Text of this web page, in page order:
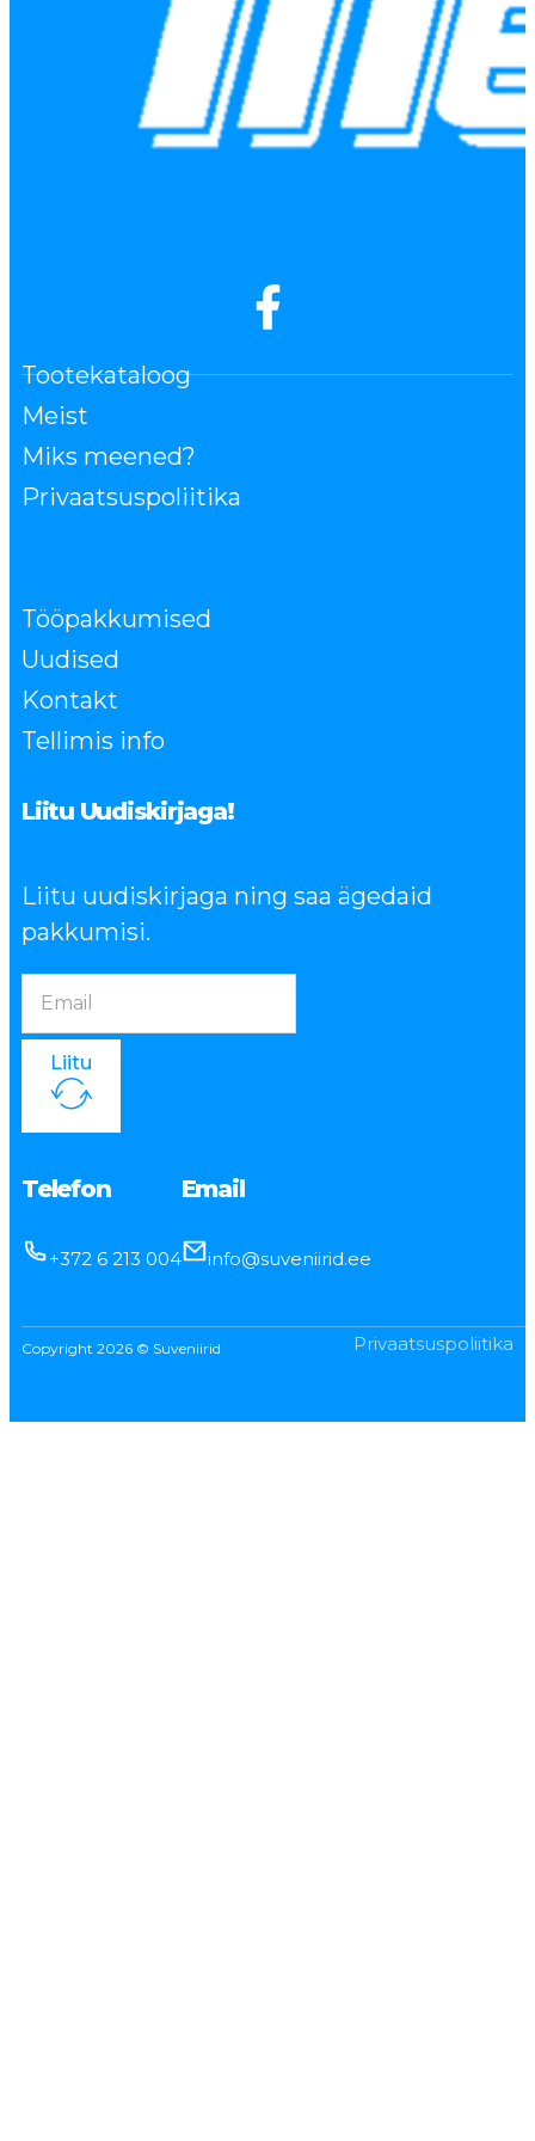
Tootekataloog
Meist
Miks meened?
Privaatsuspoliitika
Tööpakkumised
Uudised
Kontakt
Tellimis info
Liitu Uudiskirjaga!
Liitu uudiskirjaga ning saa ägedaid
pakkumisi.
Liitu
Telefon
+372 6 213 004
Email
info@suveniirid.ee
Copyright 2026 © Suveniirid Privaatsuspoliitika